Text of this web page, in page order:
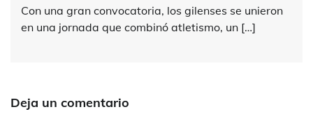
Con una gran convocatoria, los gilenses se unieron
en una jornada que combinó atletismo, un […]
Deja un comentario